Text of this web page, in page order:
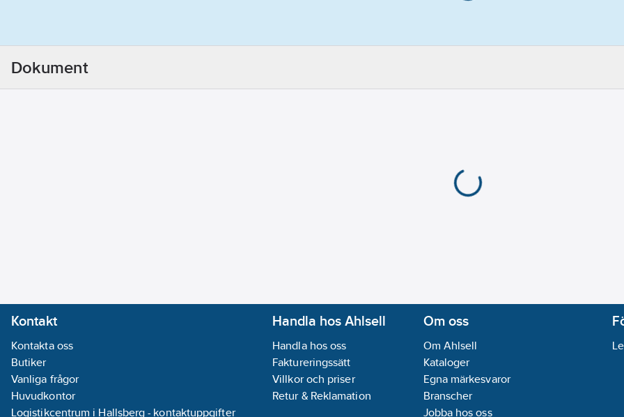
Dokument
Kontakt
Kontakta oss
Butiker
Vanliga frågor
Huvudkontor
Logistikcentrum i Hallsberg - kontaktuppgifter
Handla hos Ahlsell
Handla hos oss
Faktureringssätt
Villkor och priser
Retur & Reklamation
Om oss
Om Ahlsell
Kataloger
Egna märkesvaror
Branscher
Jobba hos oss